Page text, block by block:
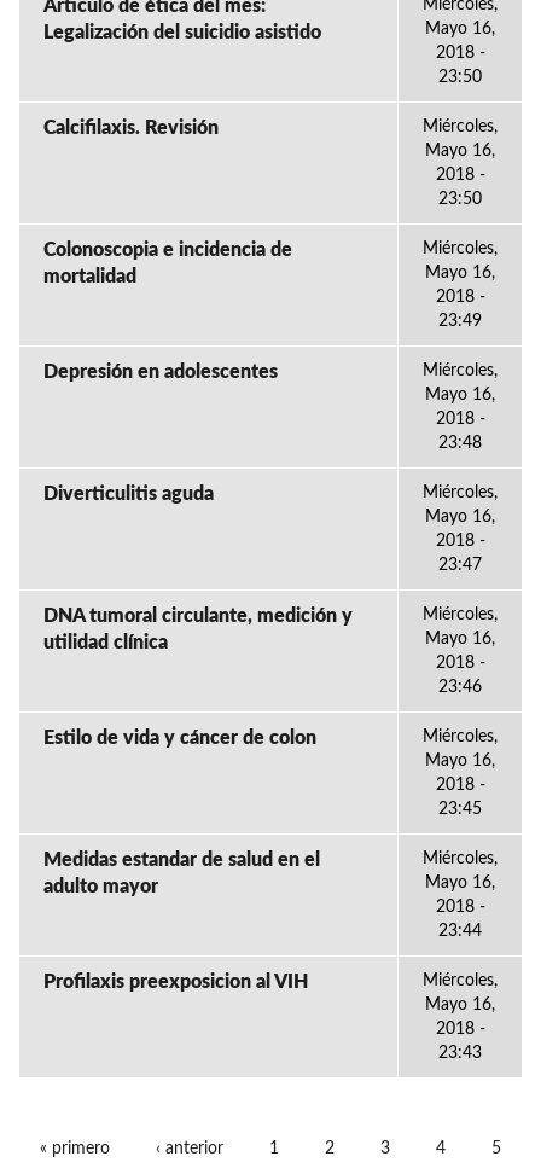
Artículo de ética del mes:
Legalización del suicidio asistido
Miércoles,
Mayo 16,
2018 -
23:50
Calcifilaxis. Revisión
Miércoles,
Mayo 16,
2018 -
23:50
Colonoscopia e incidencia de
mortalidad
Miércoles,
Mayo 16,
2018 -
23:49
Depresión en adolescentes
Miércoles,
Mayo 16,
2018 -
23:48
Diverticulitis aguda
Miércoles,
Mayo 16,
2018 -
23:47
DNA tumoral circulante, medición y
utilidad clínica
Miércoles,
Mayo 16,
2018 -
23:46
Estilo de vida y cáncer de colon
Miércoles,
Mayo 16,
2018 -
23:45
Medidas estandar de salud en el
adulto mayor
Miércoles,
Mayo 16,
2018 -
23:44
Profilaxis preexposicion al VIH
Miércoles,
Mayo 16,
2018 -
23:43
« primero ‹ anterior 1 2 3 4 5